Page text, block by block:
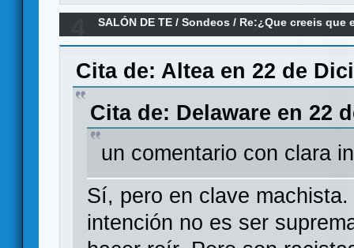
SALÓN DE TE /Sondeos / Re:¿Que creeis que
juego party?
Cita de: Altea en 22 de
Cita de: Delaware en 22
un comentario con clara
Sí, pero en clave
intención no es ser